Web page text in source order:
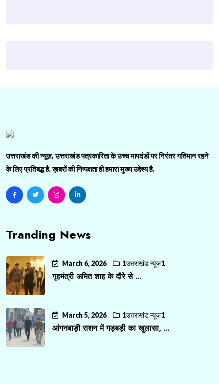
उत्तराखंड की न्यूज़, उत्तराखंड पत्रकारिता के उच्च मापदंडों पर निरंतर गतिमान रहने
के लिए प्रतिबद्ध है. ख़बरों की निष्पक्षता ही हमारा मुख्य उद्देश्य है.
Tranding News
March 6, 2026 1उत्तराखंड न्यूज़1
गृहमंत्री अमित शाह के दौरे से ...
March 5, 2026 1उत्तराखंड न्यूज़1
आंगनबाड़ी राशन में गड़बड़ी का खुलासा, ...